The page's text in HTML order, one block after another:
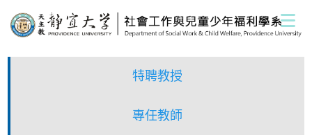
到
主
特聘教授
專任教師